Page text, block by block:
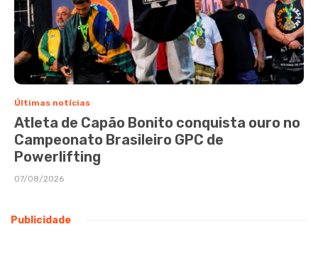
Últimas notícias
Atleta de Capão Bonito conquista ouro no
Campeonato Brasileiro GPC de
Powerlifting
07/08/2026
Publicidade